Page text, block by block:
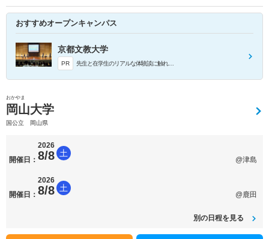
おすすめオープンキャンパス
京都文教大学
PR 先生と在学生のリアルな体験談に触れるトークセッションで、学科の学びや特色がぐっと身近に感じられます。授業の裏話や進路の実例を直接聞いて、その場で質問できるからコース選びの迷いも解消し、自分に合った将来像をより具体的に描けます！
おかやま
岡山大学
国公立 岡山県
開催日：
2026
8/8 土
@津島
開催日：
2026
8/8 土
@鹿田
別の日程を見る